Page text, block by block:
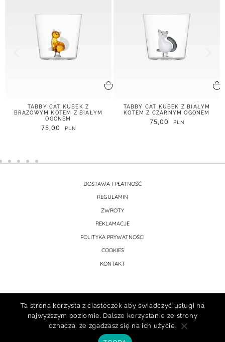
TABBY CAT KUBEK Z
BRĄZOWYM KOTEM Z BIAŁYM
OGONEM
75,00
TABBY CAT KUBEK Z BIAŁYM
KOTEM Z CZARNYM OGONEM
75,00
DOSTAWA I PŁATNOŚĆ
REGULAMIN
ZWROTY
REKLAMACJE
POLITYKA PRYWATNOŚCI
COOKIES
KONTAKT
Ta strona korzysta z ciasteczek aby świadczyć usługi na
najwyższym poziomie. Dalsze korzystanie ze strony
oznacza, że zgadzasz się na ich użycie.